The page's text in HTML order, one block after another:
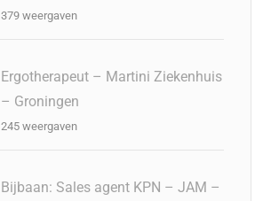
379 weergaven
Ergotherapeut – Martini Ziekenhuis
– Groningen
245 weergaven
Bijbaan: Sales agent KPN – JAM –